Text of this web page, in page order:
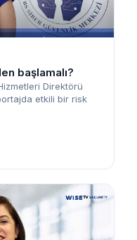
başlamalı?
Direktörü
etkili bir risk